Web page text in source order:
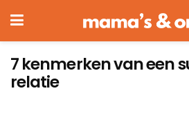
7 kenmerken van een
relatie